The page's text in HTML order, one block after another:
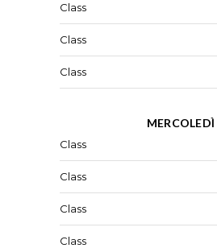
Class
Class
Class
MERCOLEDÌ
Class
Class
Class
Class